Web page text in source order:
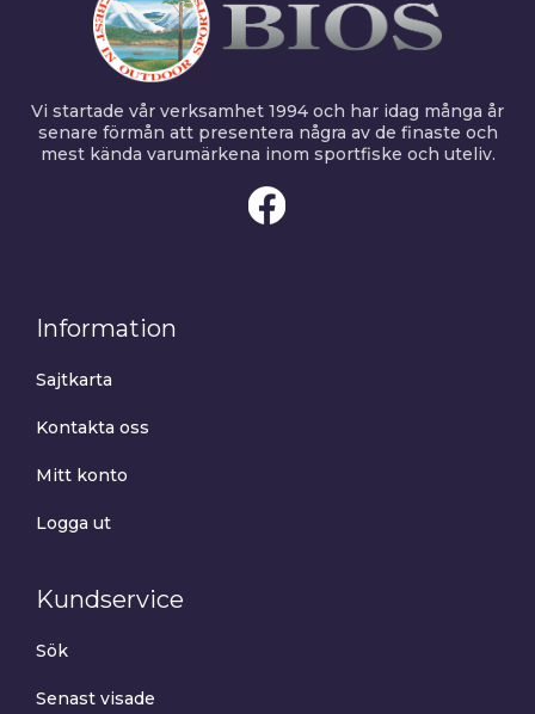
Vi startade vår verksamhet 1994 och har idag många år
senare förmån att presentera några av de finaste och
mest kända varumärkena inom sportfiske och uteliv.
Information
Sajtkarta
Kontakta oss
Mitt konto
Logga ut
Kundservice
Sök
Senast visade